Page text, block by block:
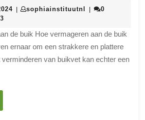
verminderen:
vermageren
aan
de
11| sophiainstituutnl sophiainstituutnl
|
0
de buik Hoe vermageren aan de buik
ernaar om een strakkere en plattere
van buikvet kan echter een